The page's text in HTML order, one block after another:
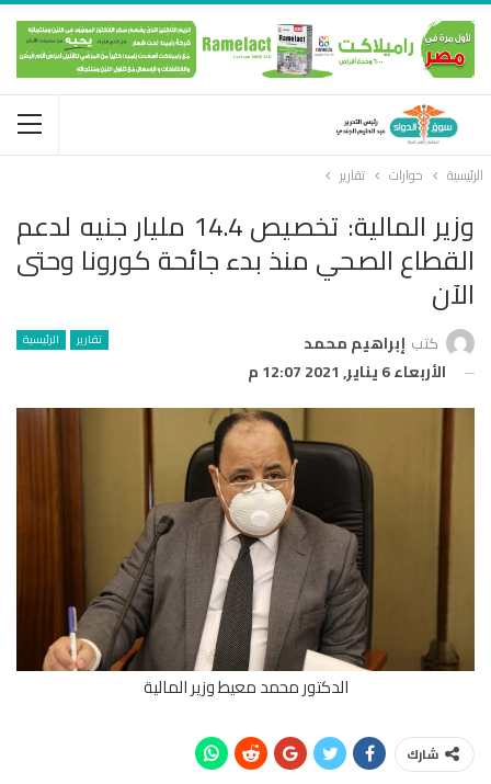
الرئيسية حوارات تقارير
وزير المالية: تخصيص 14.4 مليار جنيه لدعم
القطاع الصحي منذ بدء جائحة كورونا وحتى
الآن
تقارير الرئيسية كتب إبراهيم محمد
الأربعاء 6 يناير, 2021 12:07 م
الدكتور محمد معيط وزير المالية
شارك